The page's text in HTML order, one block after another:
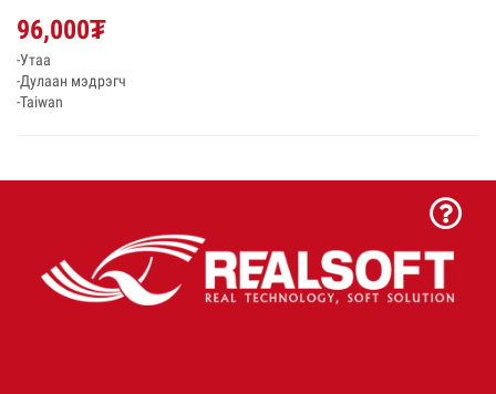
96,000₮
-Утаа
-Дулаан мэдрэгч
-Taiwan